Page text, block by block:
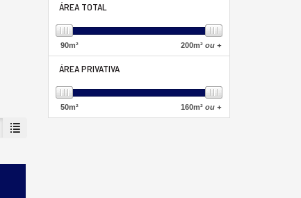
ÁREA TOTAL
90m² 200m²ou +
ÁREA PRIVATIVA
50m² 160m²ou +